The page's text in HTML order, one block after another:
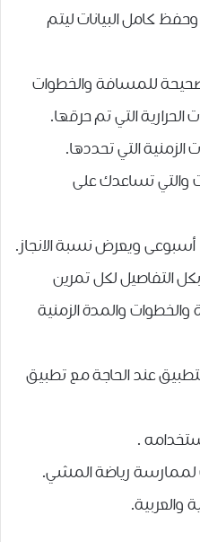
ﺍﻟﺨﺮﺍﺋﻂ ﺍﻷﻗﻤﺎﺭ ﺍﻻﺻﻄﻨﺎﻋﻴﺔ GPS ﻭﺣﻔﻆ ﻛﺎﻣﻞ ﺍﻟﺒﻴﺎﻧﺎﺕ ﻟﻴﺘﻢ
ﻟﻠﻤﺴﺎﻓﺔ ﻭﺍﻟﺨﻄﻮﺍﺕ
ﺍﻟﺘﻲ ﺗﻢ ﺣﺮﻗﻬﺎ.
ﺍﻟﺘﻲ ﺗﺤﺪﺩﻫﺎ.
ﻭﺍﻟﺘﻲ ﺗﺴﺎﻋﺪﻙ ﻋﻠﻰ
ﻭﻳﻌﺮﺽ ﻧﺴﺒﺔ ﺍﻻﻧﺠﺎﺯ.
ﺍﻟﺘﻔﺎﺻﻴﻞ ﻟﻜﻞ ﺗﻤﺮﻳﻦ
ﻭﺍﻟﻤﺪﺓ ﺍﻟﺰﻣﻨﻴﺔ
ﻋﻨﺪ ﺍﻟﺤﺎﺟﺔ ﻣﻊ ﺗﻄﺒﻴﻖ
.
ﻟﻤﻤﺎﺭﺳﺔ ﺭﻳﺎﺿﺔ ﺍﻟﻤﺸﻲ.
ﻭﺍﻟﻌﺮﺑﻴﺔ.